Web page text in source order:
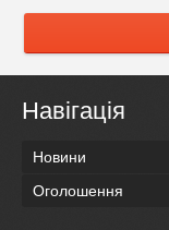
Навігація
Новини
Оголошення